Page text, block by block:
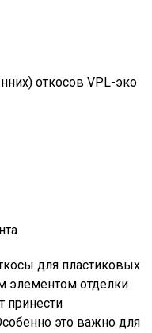
откосов VPL-эко
для пластиковых
элементом отделки
принести
это важно для